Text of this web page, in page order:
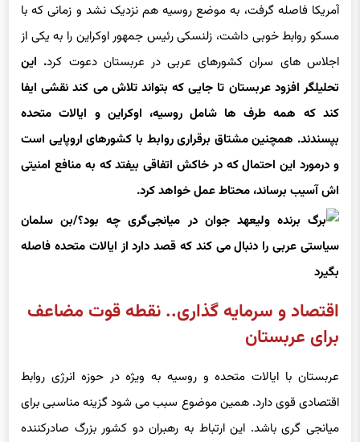
آمریکا فاصله گرفت، به موضع روسیه هم نزدیک نشد و زمانی که با
مسکو روابط خوبی داشت، زلنسکی رئیس جمهور اوکراین را به یکی از
اجلاس های سران کشورهای عربی در عربستان دعوت کرد. این
تحلیلگر افزود عربستان تا جایی که بتواند تلاش می کند نقشی ایفا
کند که همه طرف ها شامل روسیه، اوکراین و ایالات متحده
بپسندند. همچنین مشتاق برقراری روابط با کشورهای اروپایی است
و درمورد این احتمال که در خاکش اتفاقی بیفتد که به منافع امنیتی
اش آسیب برساند، محتاط عمل خواهد کرد.
اقتصاد و سرمایه گذاری.. نقطه قوت مضاعف
برای عربستان
عربستان با ایالات متحده و روسیه به ویژه در حوزه انرژی روابط
اقتصادی قوی دارد. همین موضوع سبب می شود گزینه مناسبی برای
میانجی گری باشد. این ارتباط به رهبران دو کشور بزرگ صادرکننده